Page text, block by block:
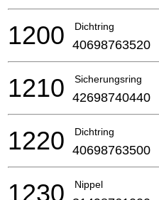
Dichtring
1200 40698763520
Sicherungsring
1210 42698740440
Dichtring
1220 40698763500
Nippel
1230